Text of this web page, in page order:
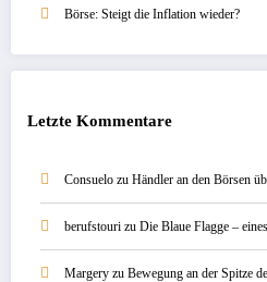
Börse: Steigt die Inflation wieder?
Letzte Kommentare
Consuelo zu Händler an den Börsen
berufstouri zu Die Blaue Flagge –
Margery zu Bewegung an der Spitze